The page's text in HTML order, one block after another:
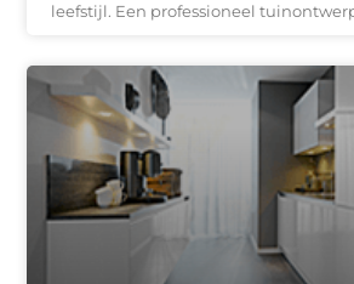
leefstijl. Een professioneel